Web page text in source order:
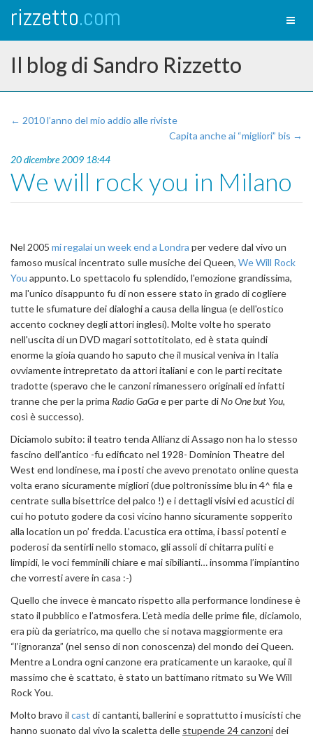
rizzetto.com
Il blog di Sandro Rizzetto
← 2010 l’anno del mio addio alle riviste
Capita anche ai “migliori” bis →
20 dicembre 2009 18:44
We will rock you in Milano
Nel 2005 mi regalai un week end a Londra per vedere dal vivo un
famoso musical incentrato sulle musiche dei Queen, We Will Rock
You appunto. Lo spettacolo fu splendido, l'emozione grandissima,
ma l'unico disappunto fu di non essere stato in grado di cogliere
tutte le sfumature dei dialoghi a causa della lingua (e dell'ostico
accento cockney degli attori inglesi). Molte volte ho sperato
nell'uscita di un DVD magari sottotitolato, ed è stata quindi
enorme la gioia quando ho saputo che il musical veniva in Italia
ovviamente intrepretato da attori italiani e con le parti recitate
tradotte (speravo che le canzoni rimanessero originali ed infatti
tranne che per la prima Radio GaGae per parte diNo One but You,
così è successo).
Diciamolo subito: il teatro tenda Allianz di Assago non ha lo stesso
fascino dell’antico -fu edificato nel 1928- Dominion Theatre del
West end londinese, ma i posti che avevo prenotato online questa
volta erano sicuramente migliori (due poltronissime blu in 4^ fila e
centrate sulla bisettrice del palco !) e i dettagli visivi ed acustici di
cui ho potuto godere da così vicino hanno sicuramente sopperito
alla location un po’ fredda. L’acustica era ottima, i bassi potenti e
poderosi da sentirli nello stomaco, gli assoli di chitarra puliti e
limpidi, le voci femminili chiare e mai sibilianti… insomma l’impiantino
che vorresti avere in casa :-)
Quello che invece è mancato rispetto alla performance londinese è
stato il pubblico e l’atmosfera. L’età media delle prime file, diciamolo,
era più da geriatrico, ma quello che si notava maggiormente era
“l’ignoranza” (nel senso di non conoscenza) del mondo dei Queen.
Mentre a Londra ogni canzone era praticamente un karaoke, qui il
massimo che è scattato, è stato un battimano ritmato su We Will
Rock You.
Molto bravo il cast di cantanti, ballerini e soprattutto i musicisti che
hanno suonato dal vivo la scaletta delle stupende 24 canzonidei